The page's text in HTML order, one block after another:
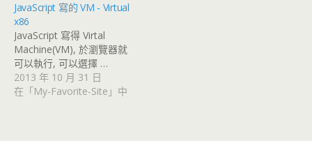
JavaScript 寫的 VM - Virtual
x86
JavaScript 寫得 Virtal
Machine(VM), 於瀏覽器就
可以執行, 可以選擇 …
2013 年 10 月 31 日
在「My-Favorite-Site」中